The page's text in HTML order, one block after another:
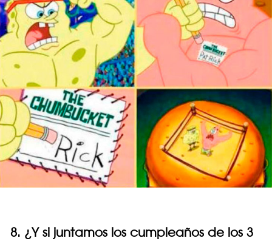
8. ¿Y si juntamos los cumpleaños de los 3